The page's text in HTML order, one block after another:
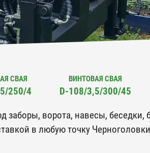
СВАЯ
250/4
ВИНТОВАЯ СВАЯ
D-108/3,5/300/45
ворота, навесы, беседки,
в любую точку